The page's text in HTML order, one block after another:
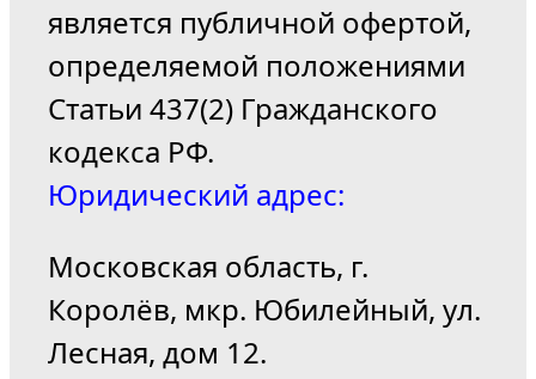
является публичной офертой,
определяемой положениями
Статьи 437(2) Гражданского
кодекса РФ.
Юридический адрес:
Московская область, г.
Королёв, мкр. Юбилейный, ул.
Лесная, дом 12.